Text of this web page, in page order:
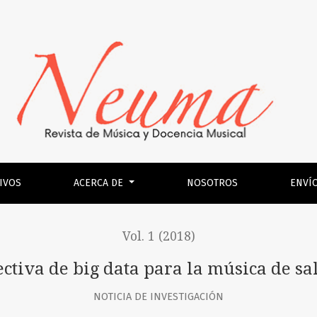
salón chilena
ACERCA DE NOSOTROS
Vol. 1 (2018)
de big data para la música de
NOTICIA DE INVESTIGACIÓN